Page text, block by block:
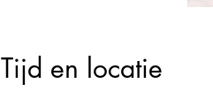
Tijd en locatie